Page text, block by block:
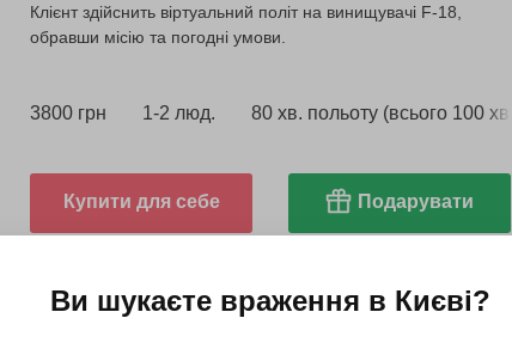
Клієнт здійснить віртуальний політ на винищувачі F-18,
обравши місію та погодні умови.
3800 грн 1-2 люд. 80 хв. польоту (всього 100 хв.)
Купити для себе Подарувати
Ви шукаєте враження в Києві?